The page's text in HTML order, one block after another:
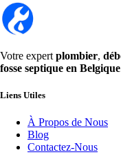
Votre expert plombier,
fosse septique en Belgique
Liens Utiles
À Propos de Nous
Blog
Contactez-Nous